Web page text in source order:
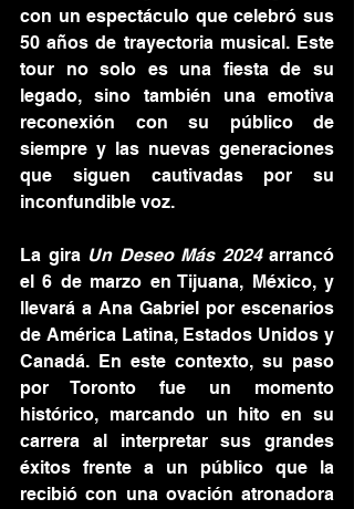
con un espectáculo que celebró sus
50 años de trayectoria musical. Este
tour no solo es una fiesta de su
legado, sino también una emotiva
reconexión con su público de
siempre y las nuevas generaciones
que siguen cautivadas por su
inconfundible voz.
La gira Un Deseo Más 2024 arrancó
el 6 de marzo en Tijuana, México, y
llevará a Ana Gabriel por escenarios
de América Latina, Estados Unidos y
Canadá. En este contexto, su paso
por Toronto fue un momento
histórico, marcando un hito en su
carrera al interpretar sus grandes
éxitos frente a un público que la
recibió con una ovación atronadora